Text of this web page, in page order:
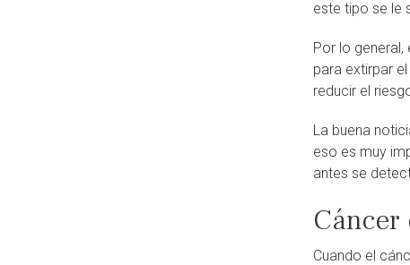
este tipo se le
Por lo
para extirpar
reducir el
La buena
eso es muy
antes se
Cuando el